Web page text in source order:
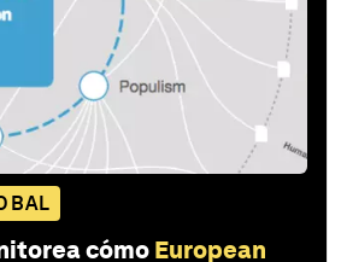
cómo European